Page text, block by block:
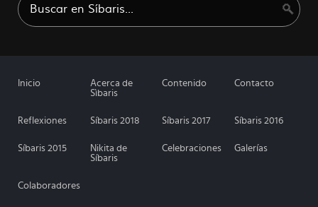
Inicio
Acerca de
Sìbaris
Contenido Contacto
Reflexiones Síbaris 2018 Síbaris 2017 Síbaris 2016
Síbaris 2015
Nikita de
Síbaris
Celebraciones Galerías
Colaboradores